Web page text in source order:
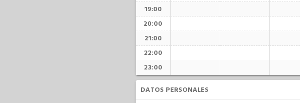
19:00
20:00
21:00
22:00
23:00
DATOS PERSONALES